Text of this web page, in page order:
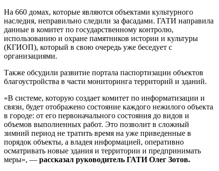
На 660 домах, которые являются объектами культурного
наследия, неправильно следили за фасадами. ГАТИ направила
данные в комитет по государственному контролю,
использованию и охране памятников истории и культуры
(КГИОП), который в свою очередь уже беседует с
организациями.
Также обсудили развитие портала паспортизации объектов
благоустройства в части мониторинга территорий и зданий.
«В системе, которую создает комитет по информатизации и
связи, будет отображено состояние каждого нежилого объекта
в городе: от его первоначального состояния до видов и
объемов выполненных работ. Это позволит в сложный
зимний период не тратить время на уже приведенные в
порядок объекты, а владея информацией, оперативно
осматривать новые здания и территории и предпринимать
меры», — рассказал руководитель ГАТИ Олег Зотов.